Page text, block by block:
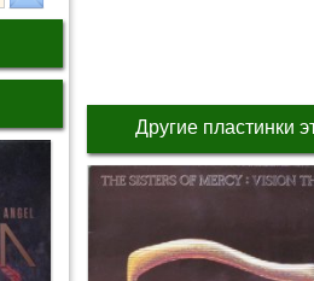
Другие пластинки